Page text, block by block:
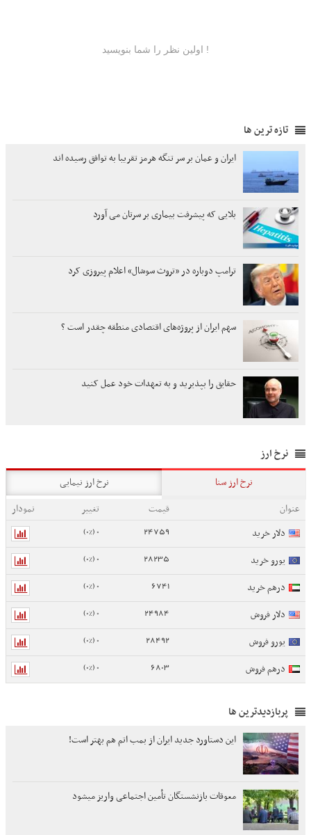
تازه ترین ها
ایران و عمان بر سر تنگه هرمز تقریبا به توافق رسیده اند
بلایی که پیشرفت بیماری بر سرتان می آورد
ترامپ دوباره در «تروث سوشال» اعلام پیروزی کرد
سهم ایران از پروژه‌های اقتصادی منطقه چقدر است ؟
حقایق را بپذیرید و به تعهدات خود عمل کنید
نرخ ارز
نرخ ارز سنا
نرخ ارز نیمایی
عنوان
قیمت تغییر
نمودار
دلار خرید
24759
0 (0%)
یورو خرید 28235
0 (0%)
درهم خرید 6741
0 (0%)
دلار فروش 24984
0 (0%)
یورو فروش 28492
0 (0%)
درهم فروش 6803
0 (0%)
پربازدیدترین ها
این دستاورد جدید ایران از بمب اتم هم بهتر است!
معوقات بازنشستگان تأمین اجتماعی واریز میشود